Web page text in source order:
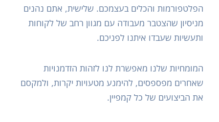
הפלטפורמות והכלים בעצמכם. שלישית, אתם נהנים
מניסיון שהצטבר מעבודה עם מגוון רחב של לקוחות
ותעשיות שעבדו איתנו לפניכם.
המומחיות שלנו מאפשרת לנו לזהות הזדמנויות
שאחרים מפספסים, להימנע מטעויות יקרות, ולמקסם
את הביצועים של כל קמפיין.